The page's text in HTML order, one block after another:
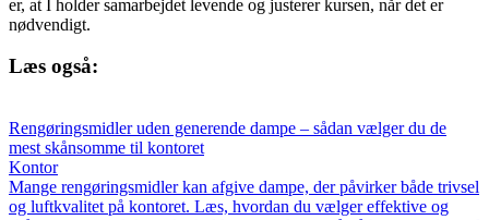
er, at I holder samarbejdet levende og justerer kursen, når det er
nødvendigt.
Læs også:
Rengøringsmidler uden generende dampe – sådan vælger du de
mest skånsomme til kontoret
Kontor
Mange rengøringsmidler kan afgive dampe, der påvirker både trivsel
og luftkvalitet på kontoret. Læs, hvordan du vælger effektive og